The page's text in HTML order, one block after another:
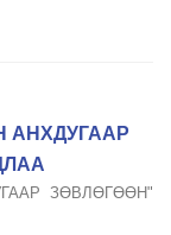
АНХДУГААР
ЗӨВЛӨГӨӨН"